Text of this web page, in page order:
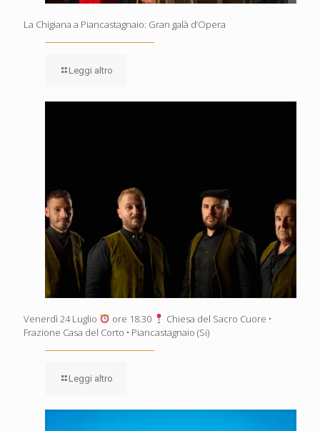
La Chigiana a Piancastagnaio: Gran galà d’Opera
Leggi altro
Venerdì 24 Luglio ore 18.30
Chiesa del Sacro Cuore •
Frazione Casa del Corto • Piancastagnaio (Si)
Leggi altro